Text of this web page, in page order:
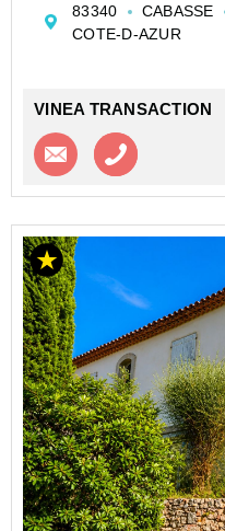
ferme du XVIIe siècle,
83340 CABASSE
COTE-D-AZUR
VINEA TRANSACTION
Contacter l'agence